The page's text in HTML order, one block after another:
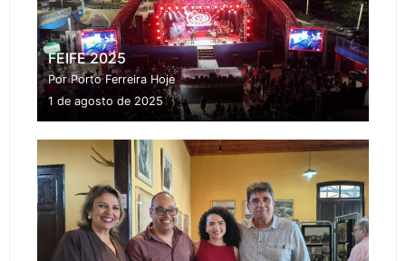
FEIFE 2025
Por Porto Ferreira Hoje
1 de agosto de 2025